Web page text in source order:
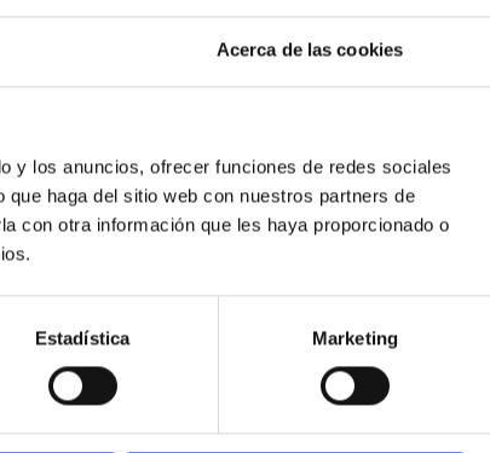
Acerca de las cookies
y los anuncios, ofrecer funciones de redes sociales
haga del sitio web con nuestros partners de
con otra información que les haya proporcionado o
Estadística Marketing
la atmósfera
con precisión.
medidas ha
velocidad de sus
que toda la
o más lenta que la
lo que marca la
y en diferentes
miles a millones de